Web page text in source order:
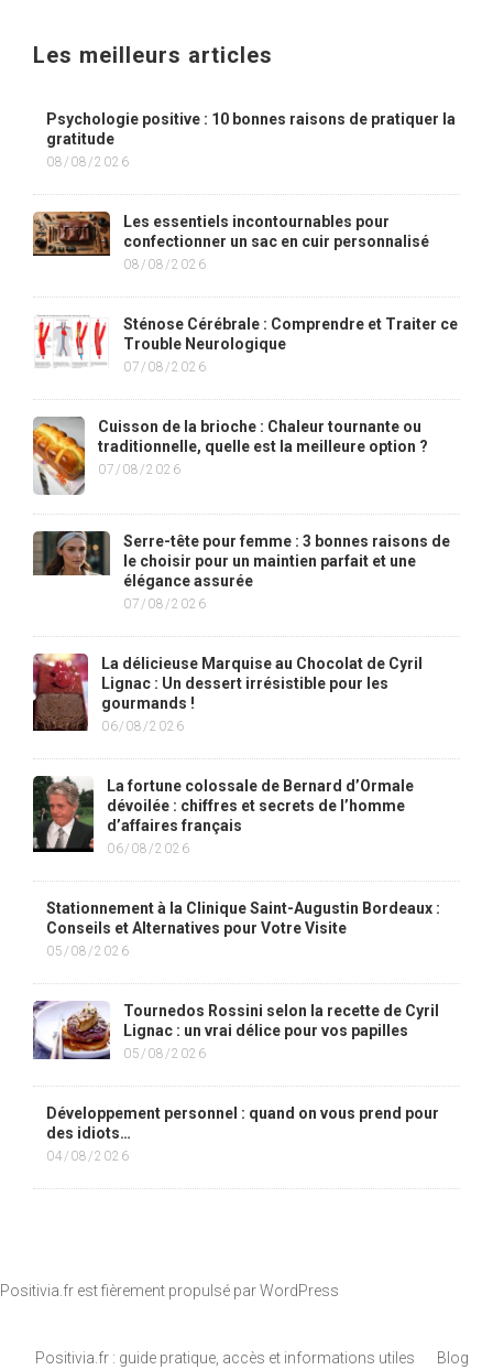
Les meilleurs articles
Psychologie positive : 10 bonnes raisons de pratiquer la
gratitude
08/08/2026
Les essentiels incontournables pour
confectionner un sac en cuir personnalisé
08/08/2026
Sténose Cérébrale : Comprendre et Traiter ce
Trouble Neurologique
07/08/2026
Cuisson de la brioche : Chaleur tournante ou
traditionnelle, quelle est la meilleure option ?
07/08/2026
Serre-tête pour femme : 3 bonnes raisons de
le choisir pour un maintien parfait et une
élégance assurée
07/08/2026
La délicieuse Marquise au Chocolat de Cyril
Lignac : Un dessert irrésistible pour les
gourmands !
06/08/2026
La fortune colossale de Bernard d’Ormale
dévoilée : chiffres et secrets de l’homme
d’affaires français
06/08/2026
Stationnement à la Clinique Saint-Augustin Bordeaux :
Conseils et Alternatives pour Votre Visite
05/08/2026
Tournedos Rossini selon la recette de Cyril
Lignac : un vrai délice pour vos papilles
05/08/2026
Développement personnel : quand on vous prend pour
des idiots…
04/08/2026
Positivia.fr est fièrement propulsé parWordPress
Positivia.fr : guide pratique, accès et informations utiles Blog